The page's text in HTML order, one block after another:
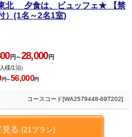
北 夕食は、ビュッフェ★ 【禁
）(1名～2名1室)
円～28,000円
様/1泊）
円～56,000円
コースコード[WA2579448-69T202]
る (21プラン)